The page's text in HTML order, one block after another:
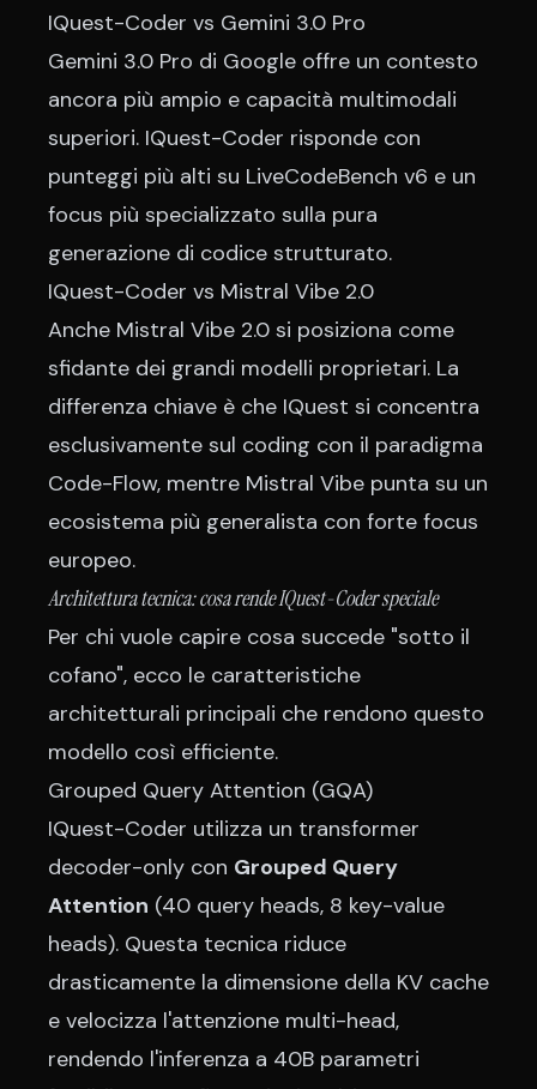
IQuest-Coder vs Gemini 3.0 Pro
Gemini 3.0 Pro di Google offre un contesto
ancora più ampio e capacità multimodali
superiori. IQuest-Coder risponde con
punteggi più alti su LiveCodeBench v6 e un
focus più specializzato sulla pura
generazione di codice strutturato.
IQuest-Coder vs Mistral Vibe 2.0
Anche Mistral Vibe 2.0 si posiziona come
sfidante dei grandi modelli proprietari. La
differenza chiave è che IQuest si concentra
esclusivamente sul coding con il paradigma
Code-Flow, mentre Mistral Vibe punta su un
ecosistema più generalista con forte focus
europeo.
Architettura tecnica: cosa rende IQuest-Coder speciale
Per chi vuole capire cosa succede "sotto il
cofano", ecco le caratteristiche
architetturali principali che rendono questo
modello così efficiente.
Grouped Query Attention (GQA)
IQuest-Coder utilizza un transformer
decoder-only con Grouped Query
Attention (40 query heads, 8 key-value
heads). Questa tecnica riduce
drasticamente la dimensione della KV cache
e velocizza l'attenzione multi-head,
rendendo l'inferenza a 40B parametri